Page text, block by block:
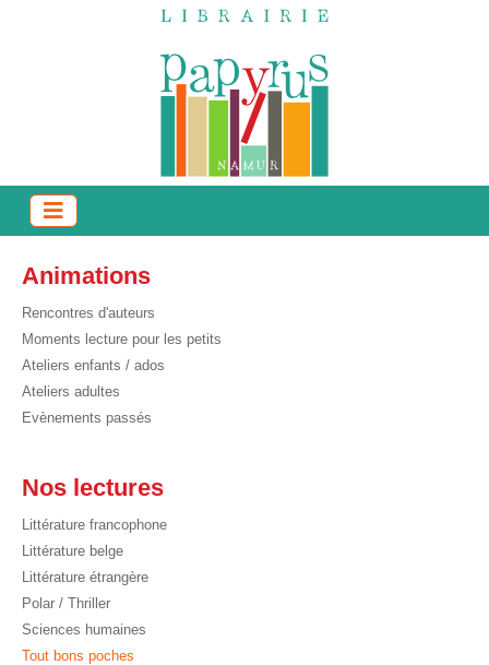
Animations
Rencontres d'auteurs
Moments lecture pour les petits
Ateliers enfants / ados
Ateliers adultes
Evènements passés
Nos lectures
Littérature francophone
Littérature belge
Littérature étrangère
Polar / Thriller
Sciences humaines
Tout bons poches